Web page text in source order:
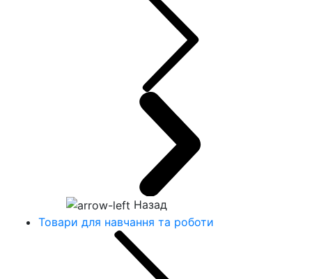
Назад
Товари для навчання та роботи